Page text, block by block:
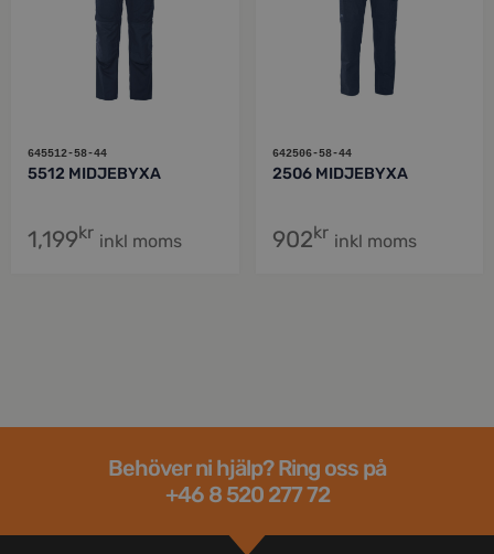
645512-58-44
5512 MIDJEBYXA
1,199kr inkl moms
642506-58-44
2506 MIDJEBYXA
902kr inkl moms
Behöver ni hjälp? Ring oss på
+46 8 520 277 72